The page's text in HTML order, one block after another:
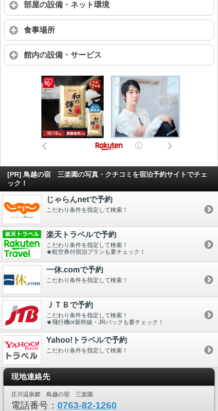
部屋の設備・ネット環境
食事場所
館内の設備・サービス
[PR] 鳥越の宿 三楽園の写真・クチコミを宿泊予約サイトでチェ
ック！
じゃらんnetで予約
こだわり条件を指定して検索！
楽天トラベルで予約
こだわり条件を指定して検索！
★航空券付宿泊プランも要チェック！
一休.comで予約
こだわり条件を指定して検索！
ＪＴＢで予約
こだわり条件を指定して検索！
★飛行機or新幹線・JRパックも要チェック！
Yahoo!トラベルで予約
こだわり条件を指定して検索！
現地連絡先
庄川温泉郷 鳥越の宿 三楽園
電話番号： 0763-82-1260